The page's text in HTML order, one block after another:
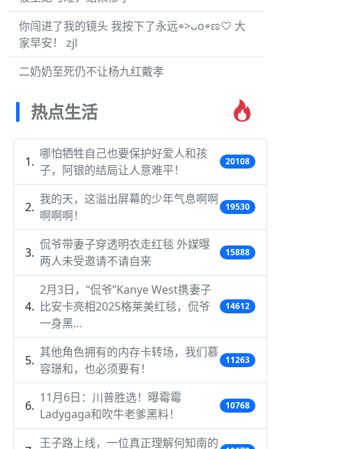
你闯进了我的镜头 我按下了永远⌯>ᴗo⌯ಣ♡ 大
家早安！ zjl
二奶奶至死仍不让杨九红戴孝
热点生活
哪怕牺牲自己也要保护好爱人和孩
子，阿银的结局让人意难平！
20108
我的天，这溢出屏幕的少年气息啊啊
啊啊啊！
19530
侃爷带妻子穿透明衣走红毯 外媒曝
两人未受邀请不请自来
15888
2月3日，“侃爷”Kanye West携妻子
比安卡亮相2025格莱美红毯，侃爷
一身黑…
14612
其他角色拥有的内存卡转场，我们慕
容璟和，也必须要有！
11263
11月6日：川普胜选！曝霉霉
Ladygaga和吹牛老爹黑料！
10768
王子路上线，一位真正理解何知南的